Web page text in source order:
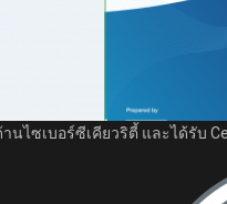
นไซเบอร์ซีเคียวริตี้ และได้รับ